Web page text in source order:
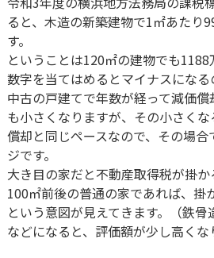
ると、木造の新築建物で1㎡あたり
す。
ということは120㎡の建物でも
数字を当てはめるとマイナスになる
中古の戸建てで年数が経って減価
も小さくなりますが、その小さく
償却と同じペースなので、その場
ジです。
大き目の家だと不動産取得税が掛か
100㎡前後の普通の家であれば、掛
という意図が見えてきます。（鉄
などになると、評価額が少し高くな